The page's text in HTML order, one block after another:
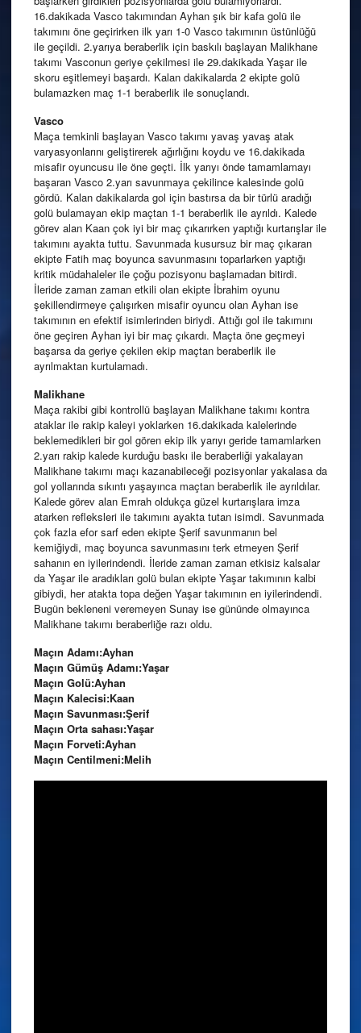
16.dakikada Vasco takımından Ayhan şık bir kafa golü ile
takımını öne geçirirken ilk yarı 1-0 Vasco takımının üstünlüğü
ile geçildi. 2.yarıya beraberlik için baskılı başlayan Malikhane
takımı Vasconun geriye çekilmesi ile 29.dakikada Yaşar ile
skoru eşitlemeyi başardı. Kalan dakikalarda 2 ekipte golü
bulamazken maç 1-1 beraberlik ile sonuçlandı.
Vasco
Maça temkinli başlayan Vasco takımı yavaş yavaş atak
varyasyonlarını geliştirerek ağırlığını koydu ve 16.dakikada
misafir oyuncusu ile öne geçti. İlk yarıyı önde tamamlamayı
başaran Vasco 2.yarı savunmaya çekilince kalesinde golü
gördü. Kalan dakikalarda gol için bastırsa da bir türlü aradığı
golü bulamayan ekip maçtan 1-1 beraberlik ile ayrıldı. Kalede
görev alan Kaan çok iyi bir maç çıkarırken yaptığı kurtarışlar ile
takımını ayakta tuttu. Savunmada kusursuz bir maç çıkaran
ekipte Fatih maç boyunca savunmasını toparlarken yaptığı
kritik müdahaleler ile çoğu pozisyonu başlamadan bitirdi.
İleride zaman zaman etkili olan ekipte İbrahim oyunu
şekillendirmeye çalışırken misafir oyuncu olan Ayhan ise
takımının en efektif isimlerinden biriydi. Attığı gol ile takımını
öne geçiren Ayhan iyi bir maç çıkardı. Maçta öne geçmeyi
başarsa da geriye çekilen ekip maçtan beraberlik ile
ayrılmaktan kurtulamadı.
Malikhane
Maça rakibi gibi kontrollü başlayan Malikhane takımı kontra
ataklar ile rakip kaleyi yoklarken 16.dakikada kalelerinde
beklemedikleri bir gol gören ekip ilk yarıyı geride tamamlarken
2.yarı rakip kalede kurduğu baskı ile beraberliği yakalayan
Malikhane takımı maçı kazanabileceği pozisyonlar yakalasa da
gol yollarında sıkıntı yaşayınca maçtan beraberlik ile ayrıldılar.
Kalede görev alan Emrah oldukça güzel kurtarışlara imza
atarken refleksleri ile takımını ayakta tutan isimdi. Savunmada
çok fazla efor sarf eden ekipte Şerif savunmanın bel
kemiğiydi, maç boyunca savunmasını terk etmeyen Şerif
sahanın en iyilerindendi. İleride zaman zaman etkisiz kalsalar
da Yaşar ile aradıkları golü bulan ekipte Yaşar takımının kalbi
gibiydi, her atakta topa değen Yaşar takımının en iyilerindendi.
Bugün bekleneni veremeyen Sunay ise gününde olmayınca
Malikhane takımı beraberliğe razı oldu.
Maçın Adamı:Ayhan
Maçın Gümüş Adamı:Yaşar
Maçın Golü:Ayhan
Maçın Kalecisi:Kaan
Maçın Savunması:Şerif
Maçın Orta sahası:Yaşar
Maçın Forveti:Ayhan
Maçın Centilmeni:Melih